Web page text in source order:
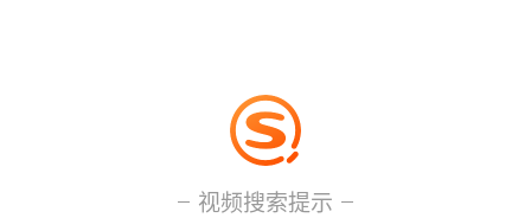
视频搜索提示